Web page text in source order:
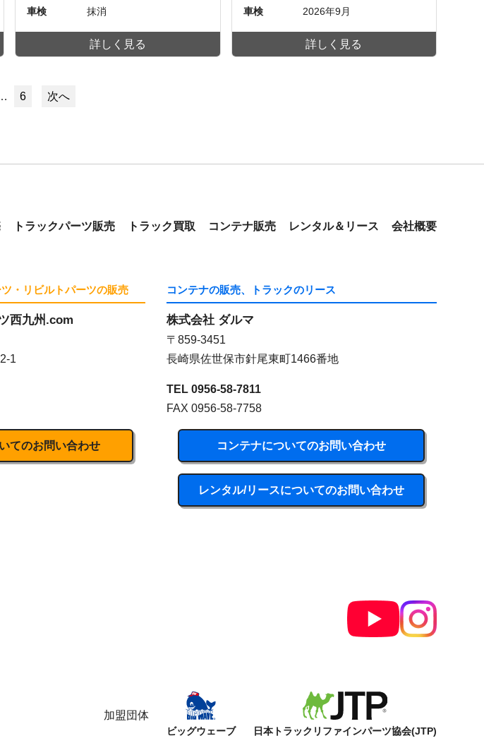
車検
抹消
詳しく見る
車検
2026年9月
詳しく見る
6 次へ
トラックパーツ販売 トラック買取 コンテナ販売 レンタル＆リース 会社概要
・リビルトパーツの販売
西九州.com
1
てのお問い合わせ
コンテナの販売、トラックのリース
株式会社 ダルマ
〒859-3451
長崎県佐世保市針尾東町1466番地
TEL 0956-58-7811
FAX 0956-58-7758
コンテナについてのお問い合わせ
レンタル/リースについてのお問い合わせ
加盟団体
ビッグウェーブ 日本トラックリファインパーツ協会(JTP)